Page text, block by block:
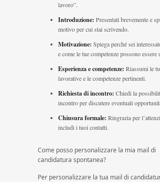
lavoro”.
Introduzione: Presentati brevemente e
motivo per cui stai scrivendo.
Motivazione: Spiega perché sei
e come le tue competenze possono essere
Esperienza e competenze: Riassumi le
lavorative e le competenze pertinenti.
Richiesta di incontro: Chiedi la
incontro per discutere eventuali
Chiusura formale: Ringrazia per
includi i tuoi contatti.
Come posso personalizzare la mia mail di
candidatura spontanea?
Per personalizzare la tua mail di